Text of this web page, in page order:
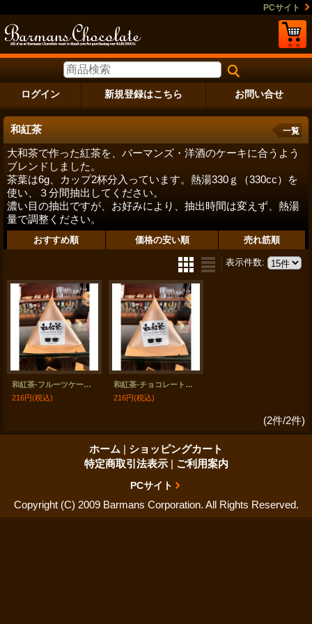
PCサイト
ログイン 新規登録はこちら お問い合せ
和紅茶
大和茶で作った紅茶を、バーマンズ・洋酒のケーキに合うよう
ブレンドしました。
茶葉は6g、カップ2杯分入っています。熱湯330ｇ（330cc）を
使い、３分間抽出してください。
濃い目の抽出ですが、お好みにより、抽出時間は変えず、熱湯
量で調整ください。
一覧
おすすめ順 価格の安い順 売れ筋順
表示件数:
和紅茶-フルーツケーキに合う紅茶
216円(税込)
和紅茶-チョコレートケーキに合う紅茶
216円(税込)
(2件/2件)
ホーム | ショッピングカート
特定商取引法表示 | ご利用案内
PCサイト
Copyright (C) 2009 Barmans Corporation. All Rights Reserved.